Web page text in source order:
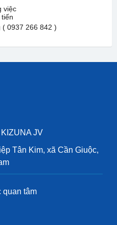
việc
( 0937 266 842 )
JV
Tân Kim, xã Cần Giuộc,
tâm